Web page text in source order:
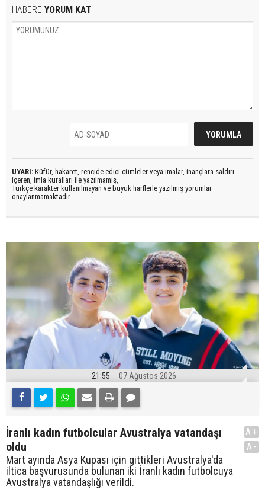
HABERE YORUM KAT
UYARI: Küfür, hakaret, rencide edici cümleler veya imalar, inançlara saldırı
içeren, imla kuralları ile yazılmamış,
Türkçe karakter kullanılmayan ve büyük harflerle yazılmış yorumlar
onaylanmamaktadır.
21:55 07 Ağustos 2026
İranlı kadın futbolcular Avustralya vatandaşı
oldu
Mart ayında Asya Kupası için gittikleri Avustralya'da
iltica başvurusunda bulunan iki İranlı kadın futbolcuya
Avustralya vatandaşlığı verildi.
A+
A-